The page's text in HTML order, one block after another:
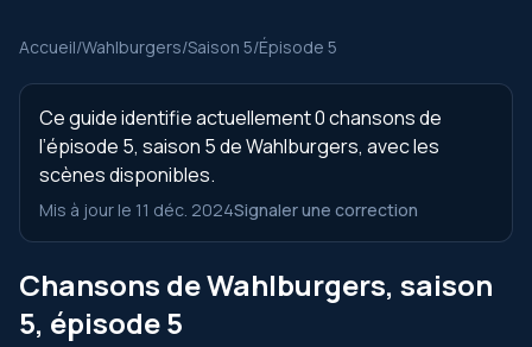
Accueil/Wahlburgers/Saison 5/Épisode 5
Ce guide identifie actuellement 0 chansons de
l’épisode 5, saison 5 de Wahlburgers, avec les
scènes disponibles.
Mis à jour le 11 déc. 2024Signaler une correction
Chansons de Wahlburgers, saison
5, épisode 5